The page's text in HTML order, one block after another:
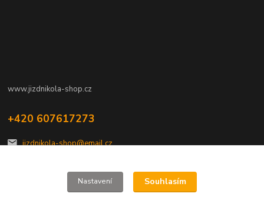
www.jizdnikola-shop.cz
+420 607617273
jizdnikola-shop@email.cz
Nastavení Souhlasím